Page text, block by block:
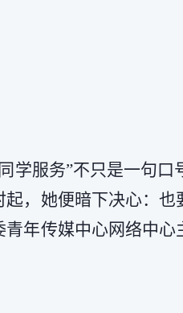
学服务”不只是一句
起，她便暗下决心：
青年传媒中心网络中